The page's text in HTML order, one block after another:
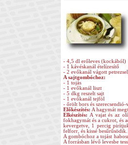
- 4,5 dl erőleves (kockából)
- 1 kávéskanál ételízesítő
- 2 evőkanál vágott
A sajtgombóchoz:
- 1 tojás
- 1 evőkanál liszt
- 5 dkg reszelt sajt
- 1 evőkanál tejföl
- őrölt bors és szerecsendió-
Előkészítés: A hagymát
Elkészítés: A vajat és az
fokhagymát és a cukrot, és
kevergetve, 1 percig
felforr, és kissé
A gombóchoz a tojást
A forrásban lévő levesbe